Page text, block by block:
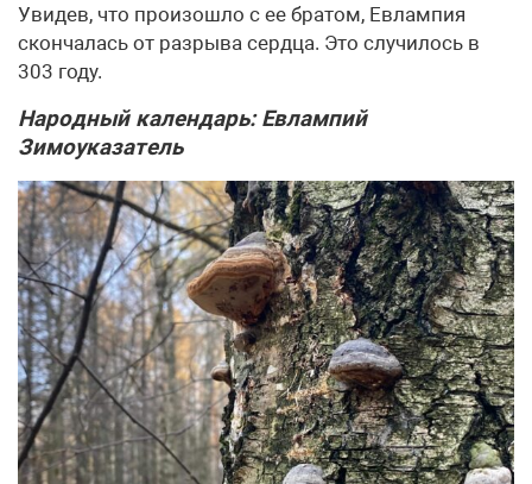
Увидев, что произошло с ее братом, Евлампия
скончалась от разрыва сердца. Это случилось в
303 году.
Народный календарь: Евлампий
Зимоуказатель